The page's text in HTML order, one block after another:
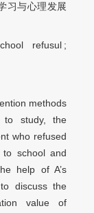
习与心理发展
refusul ;
methods
to study, the
who refused
to school and
help of A’s
discuss the
value of